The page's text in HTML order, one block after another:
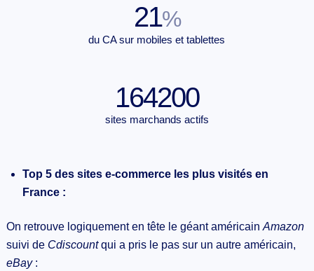
21%
du CA sur mobiles et tablettes
164200
sites marchands actifs
Top 5 des sites e-commerce les plus visités en
France :
On retrouve logiquement en tête le géant américain Amazon
suivi de Cdiscountqui a pris le pas sur un autre américain,
eBay: